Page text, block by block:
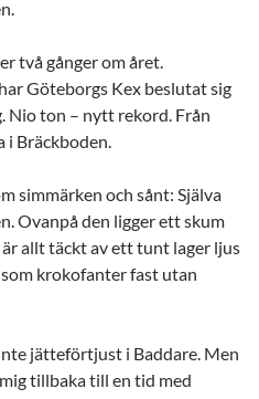
två gånger om året.
Göteborgs Kex beslutat sig
Nio ton – nytt rekord. Från
i Bräckboden.
simmärken och sånt: Själva
Ovanpå den ligger ett skum
allt täckt av ett tunt lager ljus
krokofanter fast utan
jätteförtjust i Baddare. Men
tillbaka till en tid med